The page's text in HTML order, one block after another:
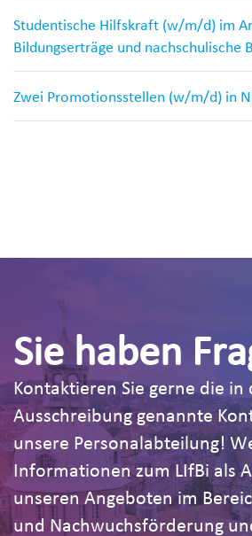
Studentische Hilfskraft (w/m/d) im
Bildungserträge und nachschulische
Zwei Promotionsstellen (w/m/d) in
Sie haben
Kontaktieren Sie gerne die in
Ausschreibung genannte
unsere Personalabteilung!
Informationen zum LIfBi als
unseren Angeboten im
und Nachwuchsförderung